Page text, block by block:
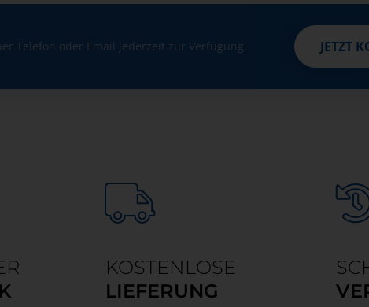
Telefon oder Email jederzeit zur Verfügung. JETZT
JETZT
KOSTENLOSE
LIEFERUNG